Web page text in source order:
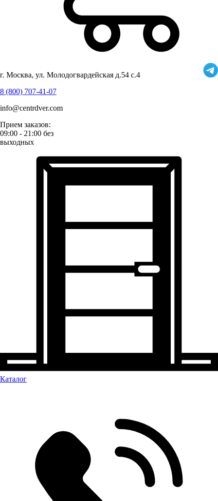
г. Москва, ул. Молодогвардейская д.54 с.4
8 (800) 707-41-07
info@centrdver.com
Прием заказов:
09:00 - 21:00 без
выходных
Каталог